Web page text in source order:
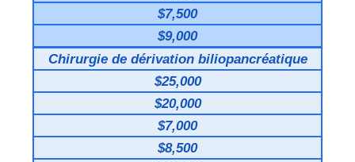
$7,500
$9,000
Chirurgie de dérivation biliopancréatique
$25,000
$20,000
$7,000
$8,500